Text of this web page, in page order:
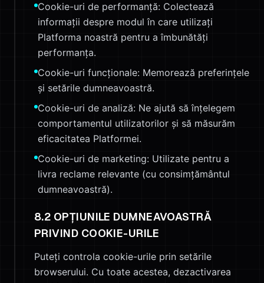
Cookie-uri de performanță: Colectează
informații despre modul în care utilizați
Platforma noastră pentru a îmbunătăți
performanța.
Cookie-uri funcționale: Memorează preferințele
și setările dumneavoastră.
Cookie-uri de analiză: Ne ajută să înțelegem
comportamentul utilizatorilor și să măsurăm
eficacitatea Platformei.
Cookie-uri de marketing: Utilizate pentru a
livra reclame relevante (cu consimțământul
dumneavoastră).
8.2 OPȚIUNILE DUMNEAVOASTRĂ
PRIVIND COOKIE-URILE
Puteți controla cookie-urile prin setările
browserului. Cu toate acestea, dezactivarea